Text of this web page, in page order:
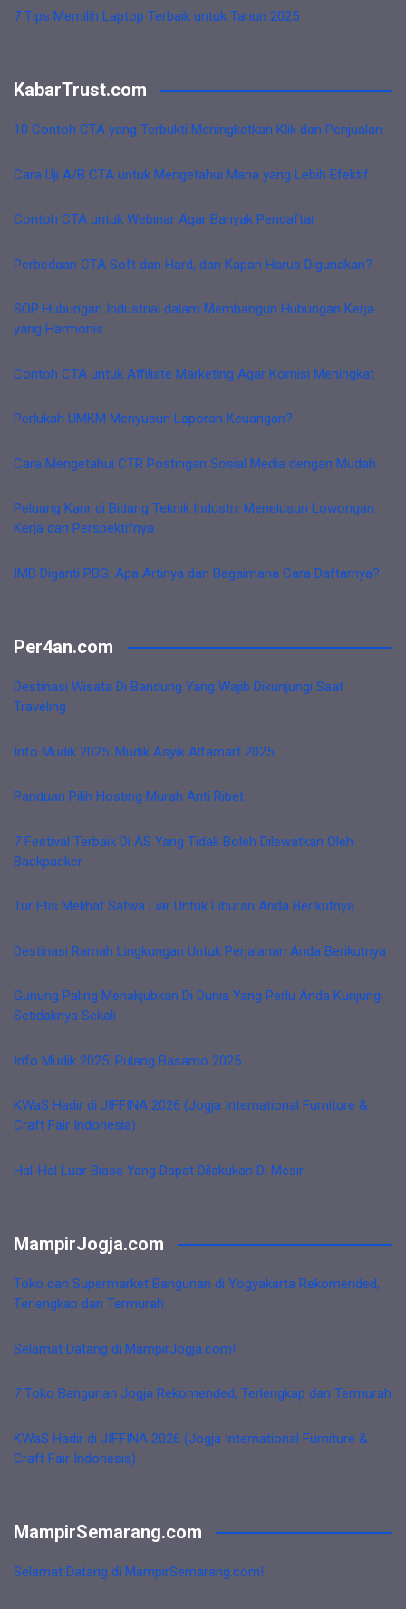
7 Tips Memilih Laptop Terbaik untuk Tahun 2025
KabarTrust.com
10 Contoh CTA yang Terbukti Meningkatkan Klik dan Penjualan
Cara Uji A/B CTA untuk Mengetahui Mana yang Lebih Efektif
Contoh CTA untuk Webinar Agar Banyak Pendaftar
Perbedaan CTA Soft dan Hard, dan Kapan Harus Digunakan?
SOP Hubungan Industrial dalam Membangun Hubungan Kerja
yang Harmonis
Contoh CTA untuk Affiliate Marketing Agar Komisi Meningkat
Perlukah UMKM Menyusun Laporan Keuangan?
Cara Mengetahui CTR Postingan Sosial Media dengan Mudah
Peluang Karir di Bidang Teknik Industri: Menelusuri Lowongan
Kerja dan Perspektifnya
IMB Diganti PBG: Apa Artinya dan Bagaimana Cara Daftarnya?
Per4an.com
Destinasi Wisata Di Bandung Yang Wajib Dikunjungi Saat
Traveling
Info Mudik 2025: Mudik Asyik Alfamart 2025
Panduan Pilih Hosting Murah Anti Ribet
7 Festival Terbaik Di AS Yang Tidak Boleh Dilewatkan Oleh
Backpacker
Tur Etis Melihat Satwa Liar Untuk Liburan Anda Berikutnya
Destinasi Ramah Lingkungan Untuk Perjalanan Anda Berikutnya
Gunung Paling Menakjubkan Di Dunia Yang Perlu Anda Kunjungi
Setidaknya Sekali
Info Mudik 2025: Pulang Basamo 2025
KWaS Hadir di JIFFINA 2026 (Jogja International Furniture &
Craft Fair Indonesia)
Hal-Hal Luar Biasa Yang Dapat Dilakukan Di Mesir
MampirJogja.com
Toko dan Supermarket Bangunan di Yogyakarta Rekomended,
Terlengkap dan Termurah
Selamat Datang di MampirJogja.com!
7 Toko Bangunan Jogja Rekomended, Terlengkap dan Termurah
KWaS Hadir di JIFFINA 2026 (Jogja International Furniture &
Craft Fair Indonesia)
MampirSemarang.com
Selamat Datang di MampirSemarang.com!